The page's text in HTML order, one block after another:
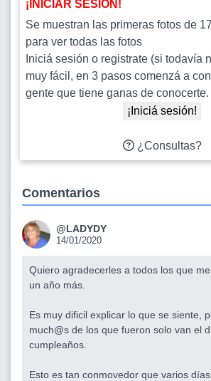
¡INICIAR SESIÓN!
Se muestran las primeras fotos de
para ver todas las fotos
Iniciá sesión o registrate (si todavía
muy fácil, en 3 pasos comenzá a
gente que tiene ganas de conocerte.
¡Iniciá sesión!
¿Consultas?
Comentarios
@LADYDY
14/01/2020
Quiero agradecerles a todos los que
un año más.
Es muy dificil explicar lo que se siente,
much@s de los que fueron solo van el
cumpleaños.
Esto es tan conmovedor que varios